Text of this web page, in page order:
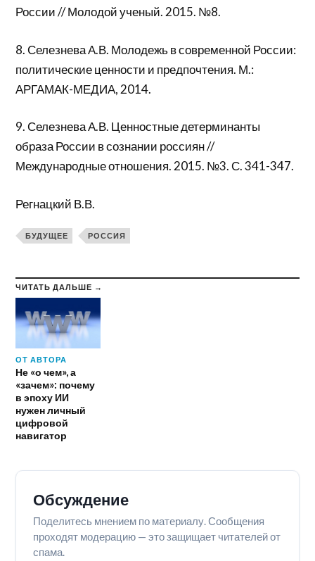
России // Молодой ученый. 2015. №8.
8. Селезнева А.В. Молодежь в современной России:
политические ценности и предпочтения. М.:
АРГАМАК-МЕДИА, 2014.
9. Селезнева А.В. Ценностные детерминанты
образа России в сознании россиян //
Международные отношения. 2015. №3. С. 341-347.
Регнацкий В.В.
БУДУЩЕЕ РОССИЯ
ЧИТАТЬ ДАЛЬШЕ →
ОТ АВТОРА
Не «о чем», а
«зачем»: почему
в эпоху ИИ
нужен личный
цифровой
навигатор
Обсуждение
Поделитесь мнением по материалу. Сообщения
проходят модерацию — это защищает читателей от
спама.